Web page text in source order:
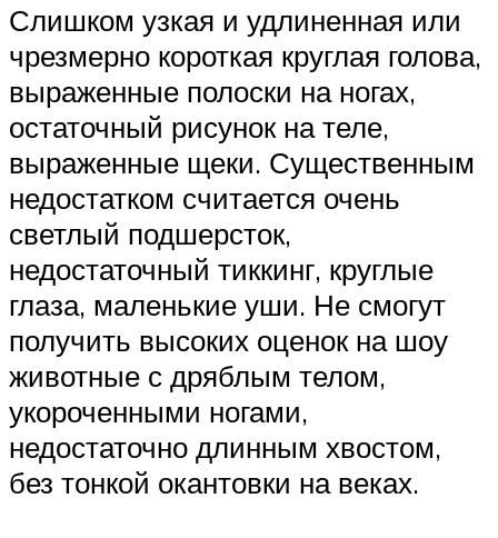
Слишком узкая и удлиненная или
чрезмерно короткая круглая голова,
выраженные полоски на ногах,
остаточный рисунок на теле,
выраженные щеки. Существенным
недостатком считается очень
светлый подшерсток,
недостаточный тиккинг, круглые
глаза, маленькие уши. Не смогут
получить высоких оценок на шоу
животные с дряблым телом,
укороченными ногами,
недостаточно длинным хвостом,
без тонкой окантовки на веках.